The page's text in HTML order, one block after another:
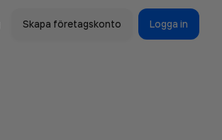
Skapa företagskonto Logga in